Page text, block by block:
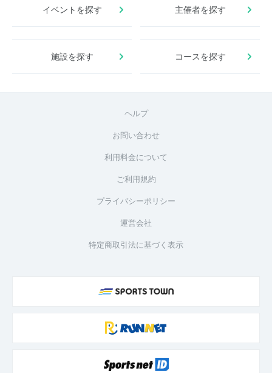
イベントを探す 主催者を探す
施設を探す コースを探す
ヘルプ
お問い合わせ
利用料金について
ご利用規約
プライバシーポリシー
運営会社
特定商取引法に基づく表示